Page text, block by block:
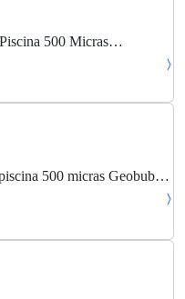
500 Micras
500 micras Geobubble